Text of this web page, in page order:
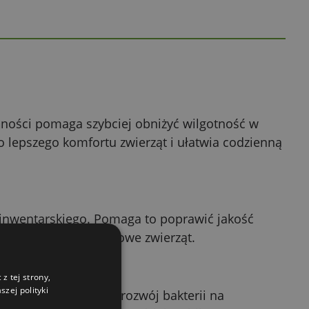
pomaga szybciej obniżyć wilgotność w
lepszego komfortu zwierząt i ułatwia codzienną
Pomaga to poprawić jakość
drogi oddechowe zwierząt.
pomaga ograniczyć rozwój bakterii na
z tej strony,
polityki